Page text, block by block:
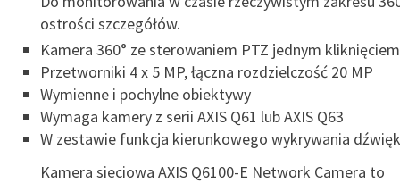
ostrości szczegółów.
Kamera 360° ze sterowaniem PTZ jednym kliknięciem
Przetworniki 4 x 5 MP, łączna rozdzielczość 20 MP
Wymienne i pochylne obiektywy
Wymaga kamery z serii AXIS Q61 lub AXIS Q63
W zestawie funkcja kierunkowego wykrywania
Kamera sieciowa AXIS Q6100-E Network Camera to